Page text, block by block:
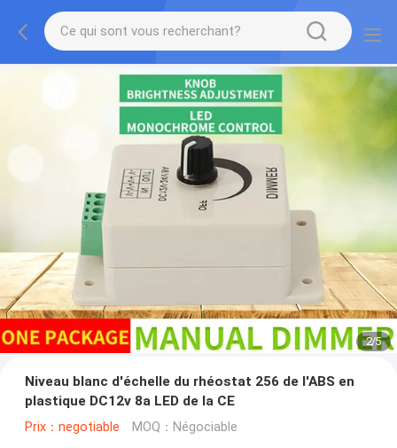
2/5
Niveau blanc d'échelle du rhéostat 256 de l'ABS en
plastique DC12v 8a LED de la CE
Prix：negotiable MOQ：Négociable